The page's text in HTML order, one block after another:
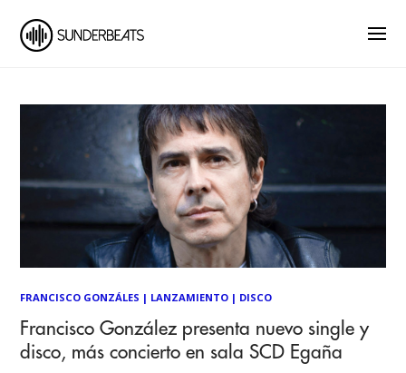
FRANCISCO GONZÁLES | LANZAMIENTO | DISCO
Francisco González presenta nuevo single y
disco, más concierto en sala SCD Egaña